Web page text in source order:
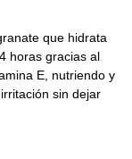
que hidrata
horas gracias al
E, nutriendo y
sin dejar